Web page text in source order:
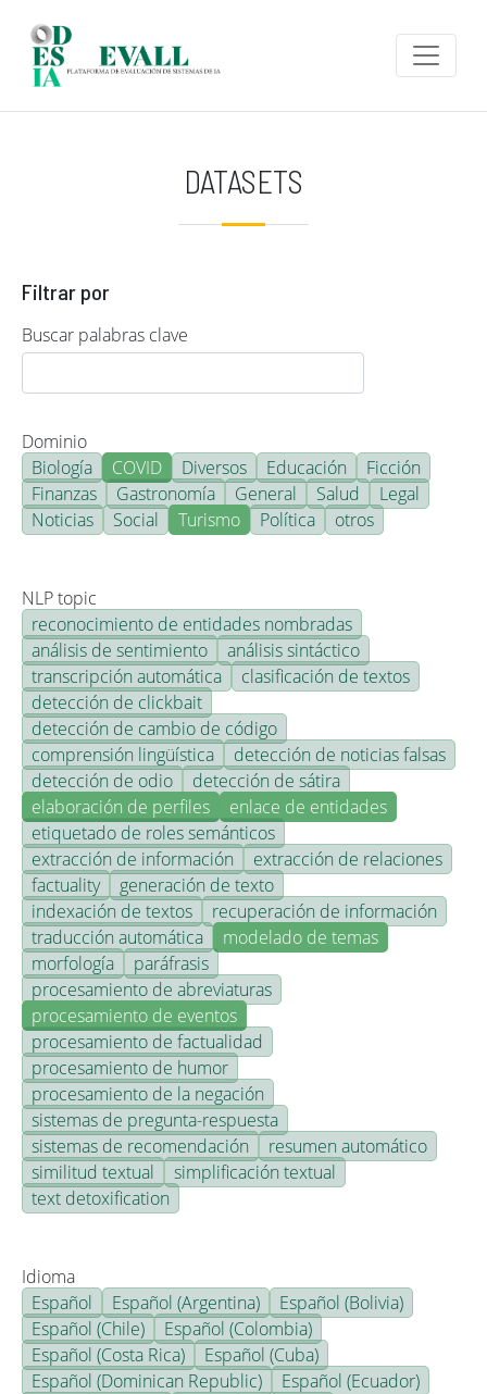
DATASETS
Filtrar por
Buscar palabras clave
Dominio
Biología
COVID Diversos Educación
Ficción
Finanzas
Gastronomía General Salud
Legal
Noticias
Social Turismo Política otros
NLP topic
reconocimiento de entidades nombradas
análisis de sentimiento
análisis sintáctico
transcripción automática
clasificación de textos
detección de clickbait
detección de cambio de código
comprensión lingüística
detección de noticias falsas
detección de odio
detección de sátira
elaboración de perfiles
enlace de entidades
etiquetado de roles semánticos
extracción de información
extracción de relaciones
factuality
generación de texto
indexación de textos
recuperación de información
traducción automática
modelado de temas
morfología
paráfrasis
procesamiento de abreviaturas
procesamiento de eventos
procesamiento de factualidad
procesamiento de humor
procesamiento de la negación
sistemas de pregunta-respuesta
sistemas de recomendación
resumen automático
similitud textual
simplificación textual
text detoxification
Idioma
Español
Español (Argentina)
Español (Bolivia)
Español (Chile)
Español (Colombia)
Español (Costa Rica)
Español (Cuba)
Español (Dominican Republic)
Español (Ecuador)